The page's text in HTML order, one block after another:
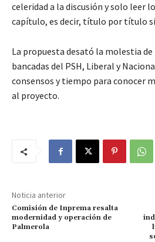
celeridad a la discusión y solo leer
capítulo, es decir, título por título
La propuesta desató la molestia
bancadas del PSH, Liberal y
consensos y tiempo para conocer
al proyecto.
Noticia anterior
Comisión de Inprema resalta
modernidad y operación de
Palmerola